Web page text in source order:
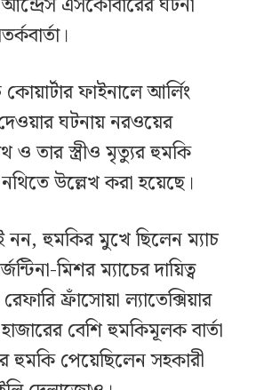
কোয়ার্টার ফাইনালে আর্লিং
ঘটনায় নরওয়ের
ও তার স্ত্রীও মৃত্যুর হুমকি
উল্লেখ করা হয়েছে।
হুমকির মুখে ছিলেন ম্যাচ
মিশর ম্যাচের দায়িত্ব
ফ্রাঁসোয়া ল্যাতেক্সিয়ার
বেশি হুমকিমূলক বার্তা
হুমকি পেয়েছিলেন সহকারী